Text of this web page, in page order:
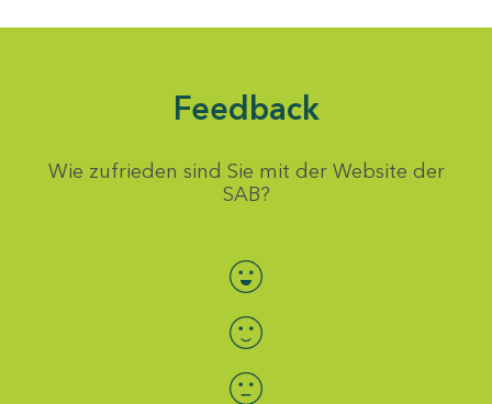
Feedback
Wie zufrieden sind Sie mit der Website der
SAB?
Bewertung auswählen